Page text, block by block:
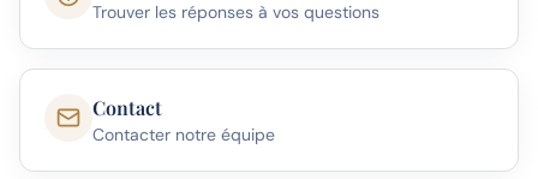
Trouver les réponses à vos questions
Contact
Contacter notre équipe